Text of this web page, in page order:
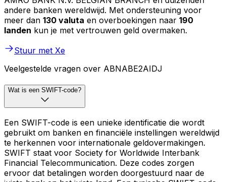
andere banken wereldwijd. Met ondersteuning voor
meer dan 130 valuta en overboekingen naar 190
landen kun je met vertrouwen geld overmaken.
Stuur met Xe
Veelgestelde vragen over ABNABE2AIDJ
Wat is een SWIFT-code?
Een SWIFT-code is een unieke identificatie die wordt
gebruikt om banken en financiële instellingen wereldwijd
te herkennen voor internationale geldovermakingen.
SWIFT staat voor Society for Worldwide Interbank
Financial Telecommunication. Deze codes zorgen
ervoor dat betalingen worden doorgestuurd naar de